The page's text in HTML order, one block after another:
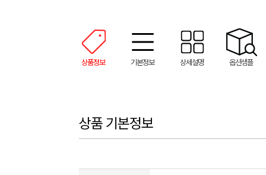
상품정보 기본정보 상세설명 옵션샘플
상품 기본정보